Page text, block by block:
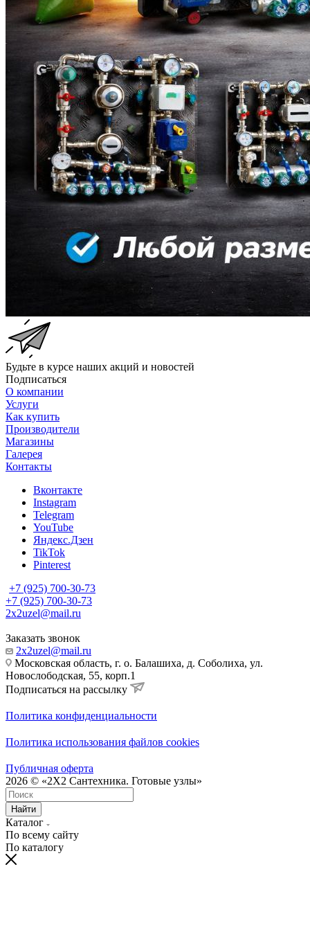
Будьте в курсе наших акций и новостей
Подписаться
О компании
Услуги
Как купить
Производители
Магазины
Галерея
Контакты
Вконтакте
Instagram
Telegram
YouTube
Яндекс.Дзен
TikTok
Pinterest
+7 (925) 700-30-73
+7 (925) 700-30-73
2x2uzel@mail.ru
Заказать звонок
2x2uzel@mail.ru
Московская область, г. о. Балашиха, д. Соболиха, ул.
Новослободская, 55, корп.1
Подписаться на рассылку
Политика конфиденциальности
Политика использования файлов cookies
Публичная оферта
2026 © «2X2 Сантехника. Готовые узлы»
Найти
Каталог
По всему сайту
По каталогу